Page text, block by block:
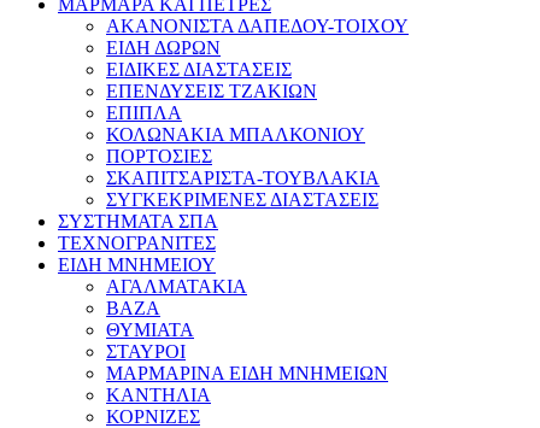
ΜΑΡΜΑΡΑ ΚΑΙ ΠΕΤΡΕΣ
ΑΚΑΝΟΝΙΣΤΑ ΔΑΠΕΔΟΥ-ΤΟΙΧΟΥ
ΕΙΔΗ ΔΩΡΩΝ
ΕΙΔΙΚΕΣ ΔΙΑΣΤΑΣΕΙΣ
ΕΠΕΝΔΥΣΕΙΣ ΤΖΑΚΙΩΝ
ΕΠΙΠΛΑ
ΚΟΛΩΝΑΚΙΑ ΜΠΑΛΚΟΝΙΟΥ
ΠΟΡΤΟΣΙΕΣ
ΣΚΑΠΙΤΣΑΡΙΣΤΑ-ΤΟΥΒΛΑΚΙΑ
ΣΥΓΚΕΚΡΙΜΕΝΕΣ ΔΙΑΣΤΑΣΕΙΣ
ΣΥΣΤΗΜΑΤΑ ΣΠΑ
ΤΕΧΝΟΓΡΑΝΙΤΕΣ
ΕΙΔΗ ΜΝΗΜΕΙΟΥ
ΑΓΑΛΜΑΤΑΚΙΑ
ΒΑΖΑ
ΘΥΜΙΑΤΑ
ΣΤΑΥΡΟΙ
ΜΑΡΜΑΡΙΝΑ ΕΙΔΗ ΜΝΗΜΕΙΩΝ
ΚΑΝΤΗΛΙΑ
ΚΟΡΝΙΖΕΣ